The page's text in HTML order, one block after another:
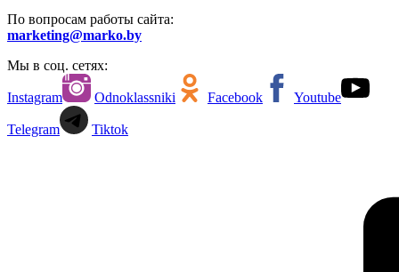
По вопросам работы сайта:
marketing@marko.by
Мы в соц. сетях:
Instagram Odnoklassniki Facebook Youtube
Telegram Tiktok